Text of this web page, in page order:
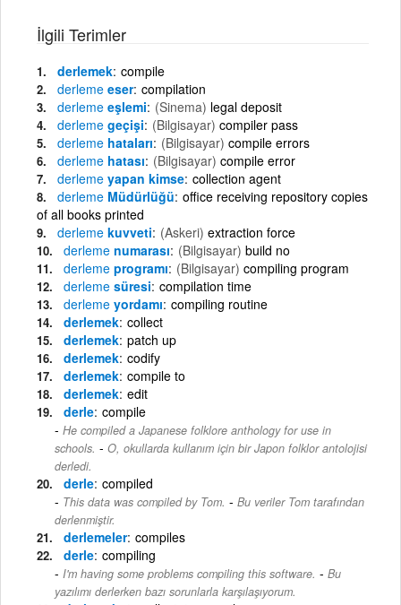
İlgili Terimler
derlemek compile
derleme eser compilation
derleme eşlemi (Sinema) legal deposit
derleme geçişi (Bilgisayar) compiler pass
derleme hataları (Bilgisayar) compile errors
derleme hatası (Bilgisayar) compile error
derleme yapan kimse collection agent
derleme Müdürlüğü office receiving repository copies
of all books printed
derleme kuvveti (Askeri) extraction force
derleme numarası (Bilgisayar) build no
derleme programı (Bilgisayar) compiling program
derleme süresi compilation time
derleme yordamı compiling routine
derlemek collect
derlemek patch up
derlemek codify
derlemek compile to
derlemek edit
derle compile
He compiled a Japanese folklore anthology for use in
schools. - O, okullarda kullanım için bir Japon folklor antolojisi
derledi.
derle compiled
This data was compiled by Tom. - Bu veriler Tom tarafından
derlenmiştir.
derlemeler compiles
derle compiling
I'm having some problems compiling this software. - Bu
yazılımı derlerken bazı sorunlarla karşılaşıyorum.